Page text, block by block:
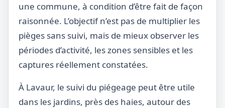
une commune, à condition d’être fait de façon
raisonnée. L’objectif n’est pas de multiplier les
pièges sans suivi, mais de mieux observer les
périodes d’activité, les zones sensibles et les
captures réellement constatées.
À Lavaur, le suivi du piégeage peut être utile
dans les jardins, près des haies, autour des